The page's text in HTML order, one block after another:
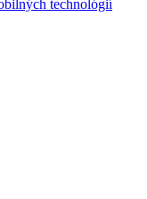
technológií